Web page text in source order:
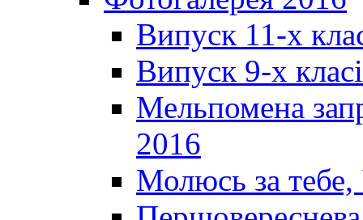
Випуск 11-х
Випуск 9-х
Мельпомена
2016
Молюсь за тебе,